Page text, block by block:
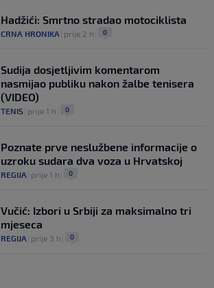
Hadžići: Smrtno stradao motociklista
CRNA HRONIKA prije 2 h 0
Sudija dosjetljivim komentarom
nasmijao publiku nakon žalbe tenisera
(VIDEO)
TENIS prije 1 h 0
Poznate prve neslužbene informacije o
uzroku sudara dva voza u Hrvatskoj
REGIJA prije 1 h 0
Vučić: Izbori u Srbiji za maksimalno tri
mjeseca
REGIJA prije 3 h 0